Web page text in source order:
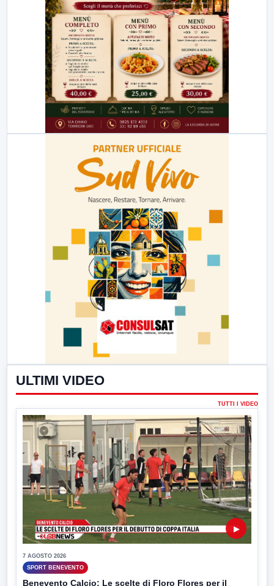
ULTIMI VIDEO
TUTTI I VIDEO
▶
7 AGOSTO 2026
SPORT BENEVENTO
Benevento Calcio: Le scelte di Floro Flores per il